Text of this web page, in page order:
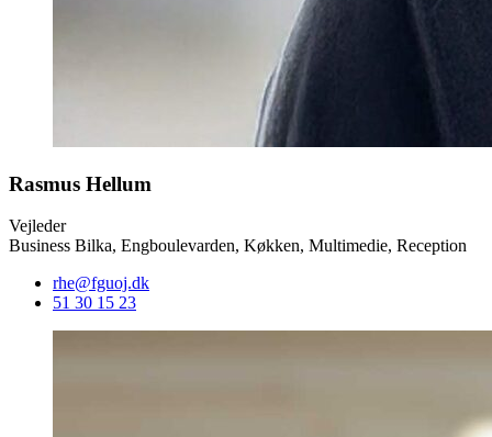
Rasmus Hellum
Vejleder
Business Bilka, Engboulevarden, Køkken, Multimedie, Reception
rhe@fguoj.dk
51 30 15 23